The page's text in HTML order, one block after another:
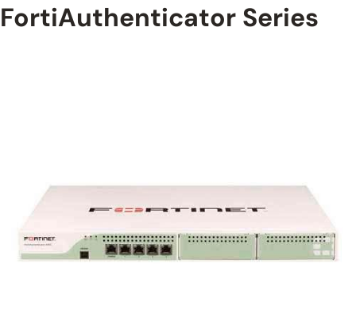
FortiAuthenticator Series